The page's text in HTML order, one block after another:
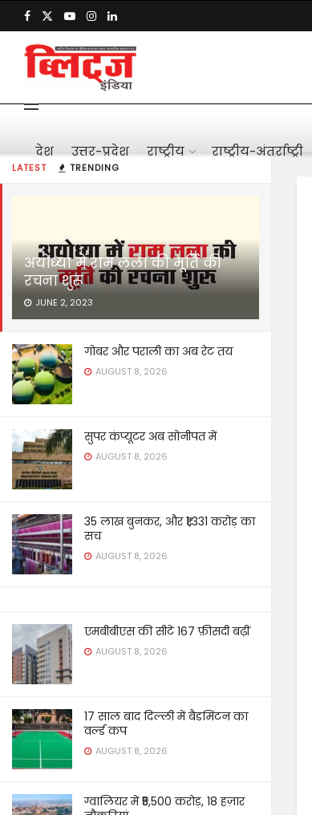
LATEST TRENDING
अयोध्या में राम लला की मूर्ति की
रचना शुरू
JUNE 2, 2023
गोबर और पराली का अब रेट तय
AUGUST 8, 2026
सुपर कंप्यूटर अब सोनीपत में
AUGUST 8, 2026
35 लाख बुनकर, और ₹1,331 करोड़ का
सच
AUGUST 8, 2026
एमबीबीएस की सीटें 167 फ़ीसदी बढ़ीं
AUGUST 8, 2026
17 साल बाद दिल्ली में बैडमिंटन का
वर्ल्ड कप
AUGUST 8, 2026
ग्वालियर में ₹5,500 करोड़, 18 हज़ार
देश उत्तर-प्रदेश राष्ट्रीय राष्ट्रीय-अंतर्राष्ट्री